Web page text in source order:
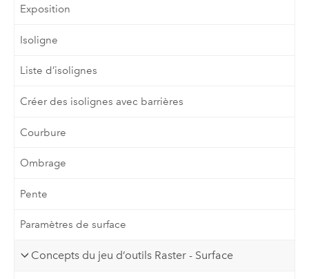
Exposition
Isoligne
Liste d’isolignes
Créer des isolignes avec barrières
Courbure
Ombrage
Pente
Paramètres de surface
Concepts du jeu d’outils Raster - Surface